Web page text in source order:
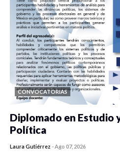
CONVOCATORIAS
Diplomado en Estudio
Política
Laura Gutiérrez -Ago 07, 2026